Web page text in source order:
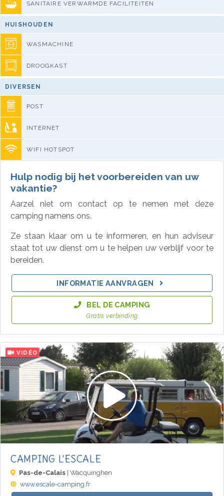
SANITAIRE VERWARMDE FACILITEITEN
HUISHOUDEN
WASMACHINE
DROOGKAST
DIVERSEN
POST
INTERNET
WIFI HOTSPOT
Hulp nodig bij het voorbereiden van uw
vakantie?
Aarzel niet om contact op te nemen met deze
camping namens ons.
Ze staan klaar om u te informeren, en hun adviseur
staat tot uw dienst om u te helpen uw verblijf voor te
bereiden.
INFORMATIE AANVRAGEN
BEL DE CAMPING
Gratis verbinding
VIDÉO
CAMPING L'ESCALE
Pas-de-Calais | Wacquinghen
www.escale-camping.fr